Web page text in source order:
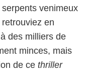
venimeux
en
des milliers de
minces, mais
de ce thriller